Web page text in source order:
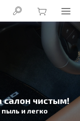
салон чистым!
и легко